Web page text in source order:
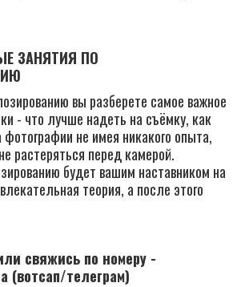
ЗАНЯТИЯ ПО
вы разберете самое важное
- что лучше надеть на съёмку, как
фотографии не имея никакого опыта,
растеряться перед камерой.
будет вашим наставником на
теория, а после этого
свяжись по номеру -
(вотсап/телеграм)